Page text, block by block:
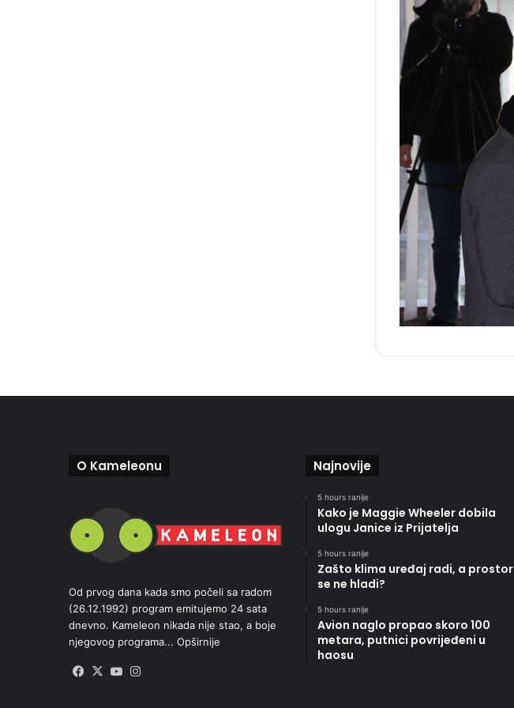
O Kameleonu
Od prvog dana kada smo počeli sa radom
(26.12.1992) program emitujemo 24 sata
dnevno. Kameleon nikada nije stao, a boje
njegovog programa... Opširnije
Facebook
X YouTube
Najnovije
5 hours ranije
Kako je Maggie Wheeler dobila
ulogu Janice iz Prijatelja
5 hours ranije
Zašto klima uređaj radi, a prostor
se ne hladi?
5 hours ranije
Avion naglo propao skoro 100
metara, putnici povrijeđeni u
haosu